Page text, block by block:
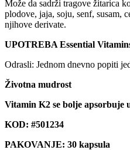
Može da sadrži tragove žitarica
plodove, jaja, soju, senf, susam,
njihove derivate.
UPOTREBA Essential
Odrasli: Jednom dnevno popiti
Životna mudrost
Vitamin K2 se bolje apsorbuje
KOD: #501234
PAKOVANJE: 30 kapsula